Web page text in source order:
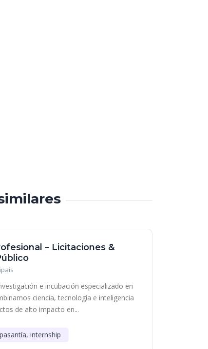
– Licitaciones &
e incubación especializado en
ciencia, tecnología e inteligencia
de alto impacto en...
internship